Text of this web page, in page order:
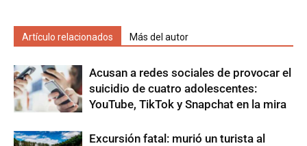
Artículo relacionados Más del autor
Acusan a redes sociales de provocar el
suicidio de cuatro adolescentes:
YouTube, TikTok y Snapchat en la mira
Excursión fatal: murió un turista al